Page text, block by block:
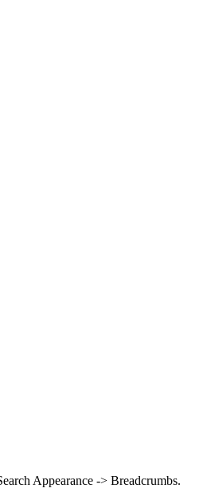
Appearance -> Breadcrumbs.